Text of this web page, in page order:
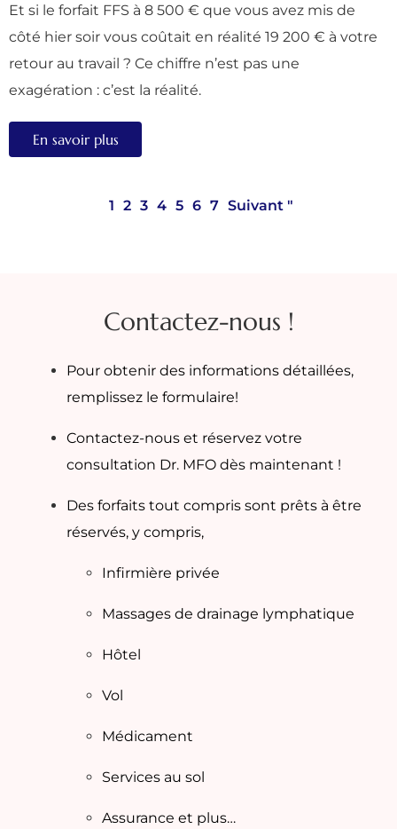
Et si le forfait FFS à 8 500 € que vous avez mis de
côté hier soir vous coûtait en réalité 19 200 € à votre
retour au travail ? Ce chiffre n’est pas une
exagération : c’est la réalité.
En savoir plus
1 2 3 4 5 6 7 Suivant "
Contactez-nous !
Pour obtenir des informations détaillées,
remplissez le formulaire!
Contactez-nous et réservez votre
consultation Dr. MFO dès maintenant !
Des forfaits tout compris sont prêts à être
réservés, y compris,
Infirmière privée
Massages de drainage lymphatique
Hôtel
Vol
Médicament
Services au sol
Assurance et plus…